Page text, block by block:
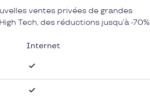
ventes privées de grandes
Tech, des réductions jusqu’à -70%
Internet